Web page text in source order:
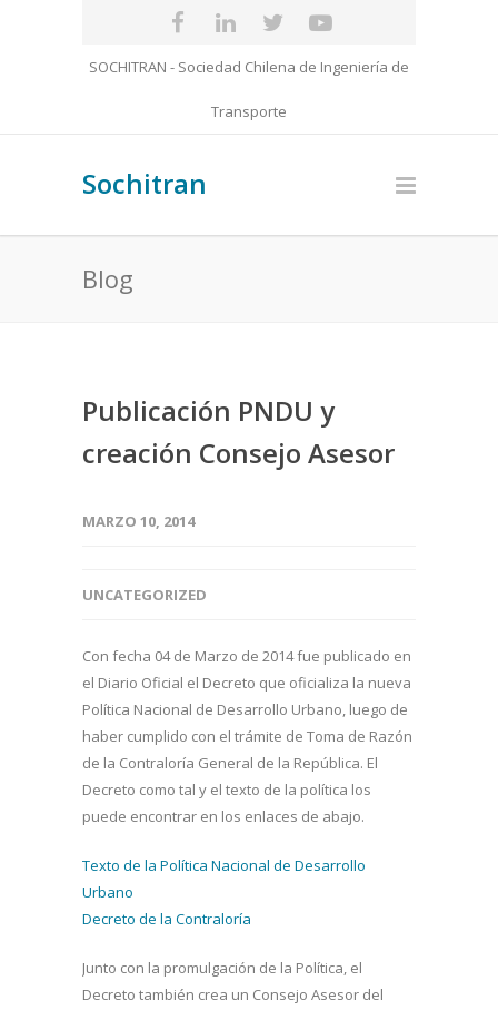
SOCHITRAN - Sociedad Chilena de Ingeniería de
Transporte
Sochitran
Blog
Publicación PNDU y
creación Consejo Asesor
MARZO 10, 2014
UNCATEGORIZED
Con fecha 04 de Marzo de 2014 fue publicado en
el Diario Oficial el Decreto que oficializa la nueva
Política Nacional de Desarrollo Urbano, luego de
haber cumplido con el trámite de Toma de Razón
de la Contraloría General de la República. El
Decreto como tal y el texto de la política los
puede encontrar en los enlaces de abajo.
Texto de la Política Nacional de Desarrollo
Urbano
Decreto de la Contraloría
Junto con la promulgación de la Política, el
Decreto también crea un Consejo Asesor del